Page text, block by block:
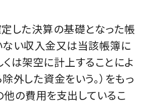
した決算の基礎となった帳
ない収入金又は当該帳簿に
は架空に計上することによ
外した資金をいう。）をもっ
の費用を支出しているこ